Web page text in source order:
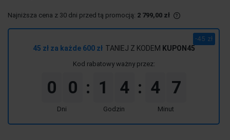
Najniższa cena z 30 dni przed tą promocją: 2 799,00 zł
30 dni,
momentu,
45 zł za każde 600 zł TANIEJ Z KODEM KUPON45
Kod rabatowy ważny przez:
-45 zł
0 0
Dni
: 1 4
Godzin
: 4 7
Minut